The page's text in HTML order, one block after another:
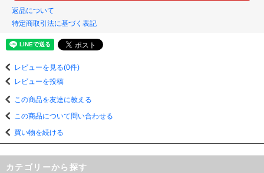
返品について
特定商取引法に基づく表記
レビューを見る(0件)
レビューを投稿
この商品を友達に教える
この商品について問い合わせる
買い物を続ける
カテゴリーから探す